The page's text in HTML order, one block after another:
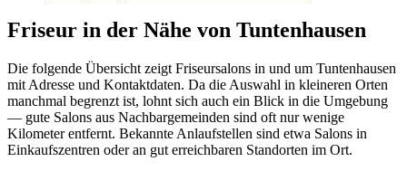
Friseur in der Nähe von Tuntenhausen
Die folgende Übersicht zeigt Friseursalons in und um Tuntenhausen
mit Adresse und Kontaktdaten. Da die Auswahl in kleineren Orten
manchmal begrenzt ist, lohnt sich auch ein Blick in die Umgebung
— gute Salons aus Nachbargemeinden sind oft nur wenige
Kilometer entfernt. Bekannte Anlaufstellen sind etwa Salons in
Einkaufszentren oder an gut erreichbaren Standorten im Ort.